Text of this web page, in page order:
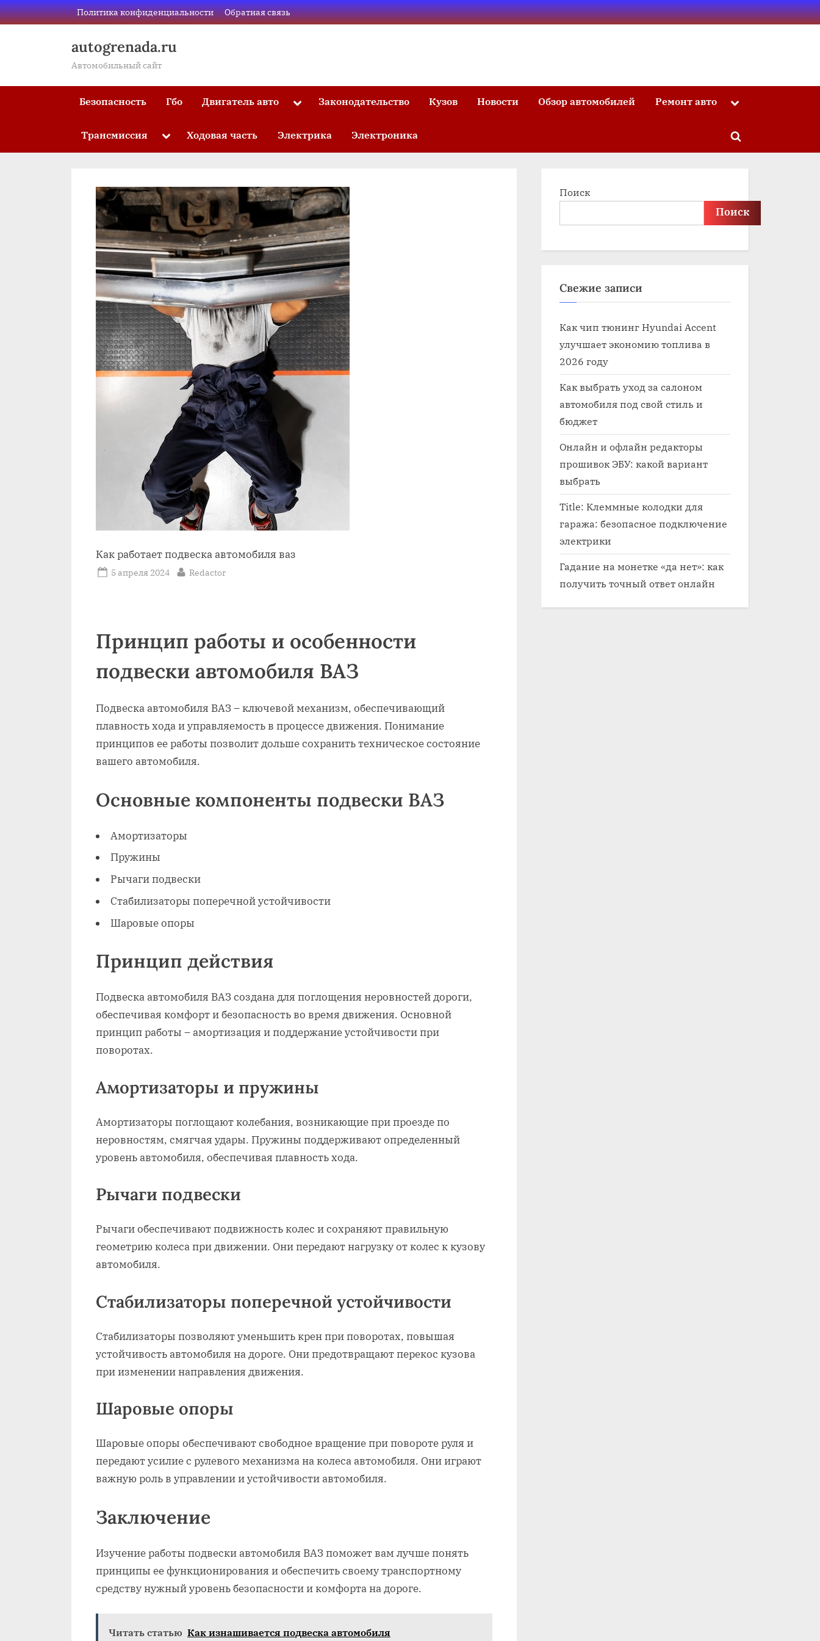
Skip
to
Политика конфиденциальности Обратная связь
autogrenada.ru
Автомобильный сайт
Безопасность Гбо Двигатель авто ToggleЗаконодательство Кузов Новости Обзор автомобилей Ремонт авто Toggle
Трансмиссия Toggle
menu
Ходовая часть Электрика Электроника
Toggle
Как работает подвеска автомобиля ваз
Posted
5 апреля 2024 By
Redactor
Принцип работы и особенности
подвески автомобиля ВАЗ
Подвеска автомобиля ВАЗ – ключевой механизм, обеспечивающий
плавность хода и управляемость в процессе движения. Понимание
принципов ее работы позволит дольше сохранить техническое состояние
вашего автомобиля.
Основные компоненты подвески ВАЗ
Амортизаторы
Пружины
Рычаги подвески
Стабилизаторы поперечной устойчивости
Шаровые опоры
Принцип действия
Подвеска автомобиля ВАЗ создана для поглощения неровностей дороги,
обеспечивая комфорт и безопасность во время движения. Основной
принцип работы – амортизация и поддержание устойчивости при
поворотах.
Амортизаторы и пружины
Амортизаторы поглощают колебания, возникающие при проезде по
неровностям, смягчая удары. Пружины поддерживают определенный
уровень автомобиля, обеспечивая плавность хода.
Рычаги подвески
Рычаги обеспечивают подвижность колес и сохраняют правильную
геометрию колеса при движении. Они передают нагрузку от колес к кузову
автомобиля.
Стабилизаторы поперечной устойчивости
Стабилизаторы позволяют уменьшить крен при поворотах, повышая
устойчивость автомобиля на дороге. Они предотвращают перекос кузова
при изменении направления движения.
Шаровые опоры
Шаровые опоры обеспечивают свободное вращение при повороте руля и
передают усилие с рулевого механизма на колеса автомобиля. Они играют
важную роль в управлении и устойчивости автомобиля.
Заключение
Изучение работы подвески автомобиля ВАЗ поможет вам лучше понять
принципы ее функционирования и обеспечить своему транспортному
средству нужный уровень безопасности и комфорта на дороге.
Читать статью Как изнашивается подвеска автомобиля
Поиск
Поиск
Свежие записи
Как чип тюнинг Hyundai Accent
улучшает экономию топлива в
2026 году
Как выбрать уход за салоном
автомобиля под свой стиль и
бюджет
Онлайн и офлайн редакторы
прошивок ЭБУ: какой вариант
выбрать
Title: Клеммные колодки для
гаража: безопасное подключение
электрики
Гадание на монетке «да нет»: как
получить точный ответ онлайн